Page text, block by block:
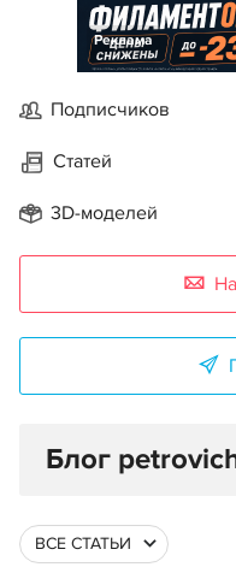
Реклама
Подписчиков
Статей
3D-моделей
Блог
ВСЕ СТАТЬИ